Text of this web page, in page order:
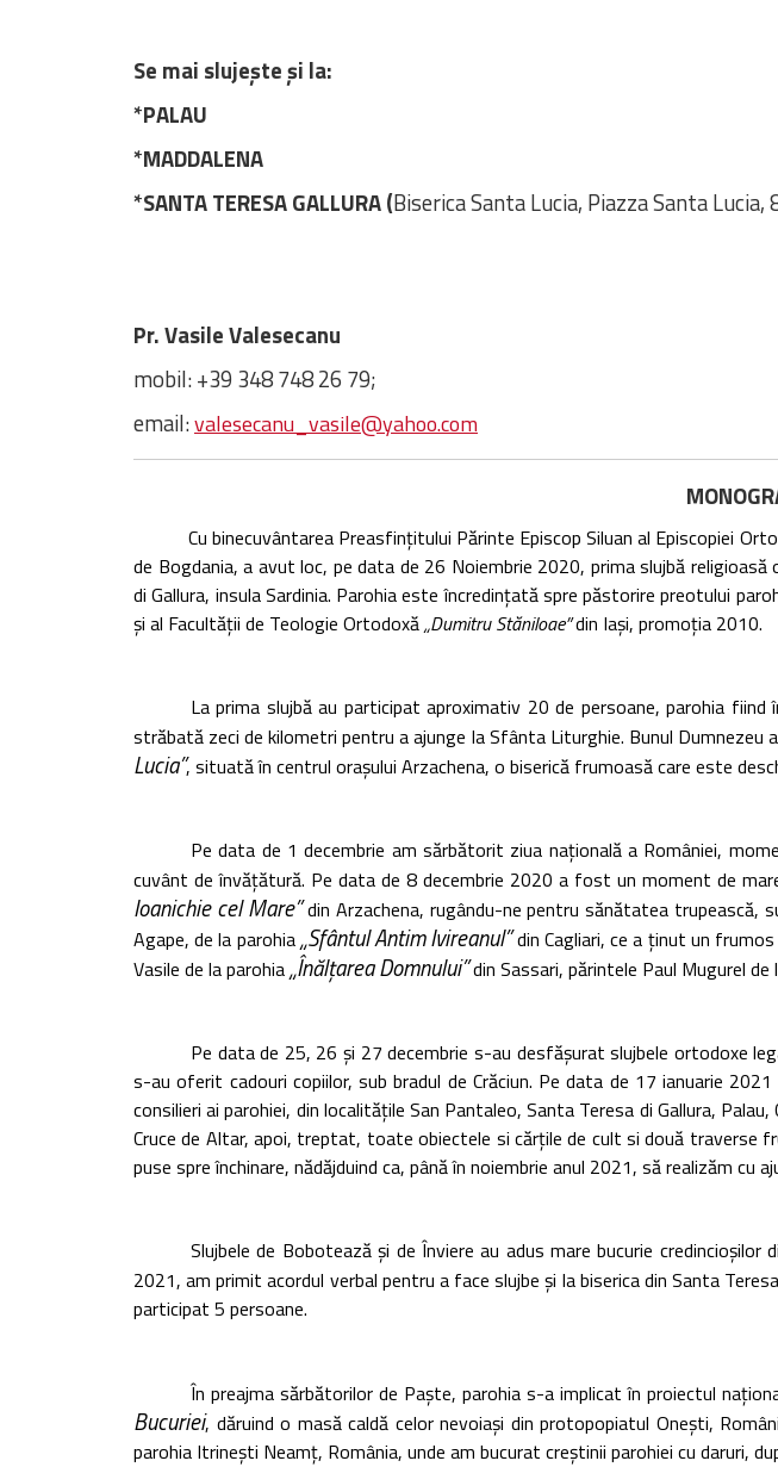
Se mai slujeșteși la:
*PALAU
*MADDALENA
*SANTA TERESA GALLURA (Biserica Santa Lucia, Piazza Santa Lucia,
Pr. Vasile Valesecanu
mobil: +39 348 748 26 79;
email:valesecanu_vasile@yahoo.com
Cu binecuvântarea Preasfințitului Părinte Episcop Siluan al Episcopiei
de Bogdania, a avut loc, pe data de 26 Noiembrie 2020, prima slujbă religioasă
di Gallura, insula Sardinia. Parohia este încredințată spre păstorire preotului
și al Facultății de Teologie Ortodoxă„Dumitru Stăniloae”din Iași, promoția 2010.
La prima slujbă au participat aproximativ 20 de persoane, parohia
străbată zeci de kilometri pentru a ajunge la Sfânta Liturghie. Bunul Dumnezeu
Lucia”, situată în centrul orașului Arzachena, o biserică frumoasă care este
Pe data de 1 decembrie am sărbătorit ziua națională a României,
cuvânt de învățătură. Pe data de 8 decembrie 2020 a fost un moment de
Ioanichie cel Mare”din Arzachena, rugându-ne pentru sănătatea trupească,
Agape, de la parohia „Sfântul Antim Ivireanul”din Cagliari, ce a ținut un
Vasile de la parohia „Înălțarea Domnului”din Sassari, părintele Paul Mugurel de
Pe data de 25, 26 și 27 decembrie s-au desfășurat slujbele ortodoxe
s-au oferit cadouri copiilor, sub bradul de Crăciun. Pe data de 17 ianuarie
consilieri ai parohiei, din localitățile San Pantaleo, Santa Teresa di Gallura,
Cruce de Altar, apoi, treptat, toate obiectele si cărțile de cult si două traverse
puse spre închinare, nădăjduind ca, până în noiembrie anul 2021, să realizăm cu
Slujbele de Bobotează și de Înviere au adus mare bucurie
2021, am primit acordul verbal pentru a face slujbe și la biserica din Santa
participat 5 persoane.
În preajma sărbătorilor de Paște, parohia s-a implicat în proiectul
Bucuriei, dăruind o masă caldă celor nevoiași din protopopiatul Onești,
parohia Itrinești Neamț, România, unde am bucurat creștinii parohiei cu daruri,